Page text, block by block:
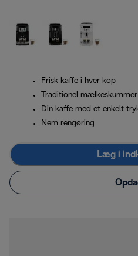
Frisk kaffe i hver kop
Traditionel mælkeskummer
Din kaffe med et enkelt
Nem rengøring
Læg i